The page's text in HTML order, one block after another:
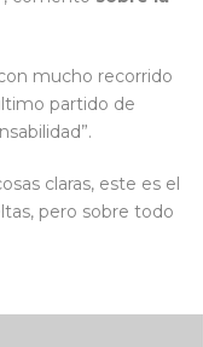
mucho recorrido
partido de
claras, este es el
pero sobre todo